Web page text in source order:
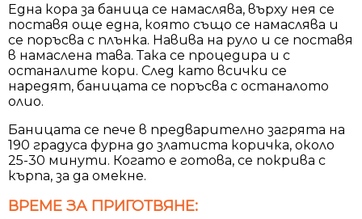
Една кора за баница се намаслява, върху нея се
поставя още една, която също се намаслява и
се поръсва с плънка. Навива на руло и се поставя
в намаслена тава. Така се процедира и с
останалите кори. След като всички се
наредят, баницата се поръсва с останалото
олио.
Баницата се пече в предварително загрята на
190 градуса фурна до златиста коричка, около
25-30 минути. Когато е готова, се покрива с
кърпа, за да омекне.
ВРЕМЕ ЗА ПРИГОТВЯНЕ: